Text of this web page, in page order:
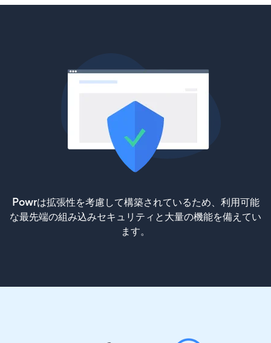
Powrは拡張性を考慮して構築されているため、利用可能
な最先端の組み込みセキュリティと大量の機能を備えてい
ます。